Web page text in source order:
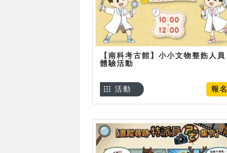
【南科考古館】小小文物整飭人員
體驗活動
報名
活動